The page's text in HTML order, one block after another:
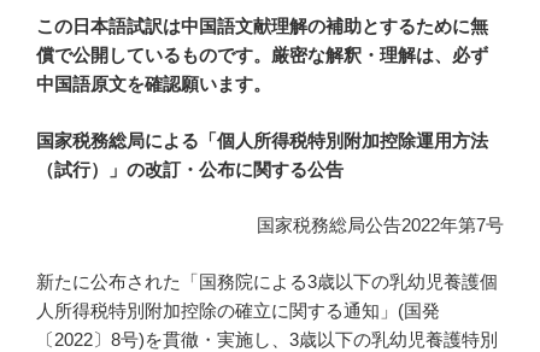
この日本語試訳は中国語文献理解の補助とするために無
償で公開しているものです。厳密な解釈・理解は、必ず
中国語原文を確認願います。
国家税務総局による「個人所得税特別附加控除運用方法
（試行）」の改訂・公布に関する公告
国家税務総局公告2022年第7号
新たに公布された「国務院による3歳以下の乳幼児養護個
人所得税特別附加控除の確立に関する通知」(国発
〔2022〕8号)を貫徹・実施し、3歳以下の乳幼児養護特別